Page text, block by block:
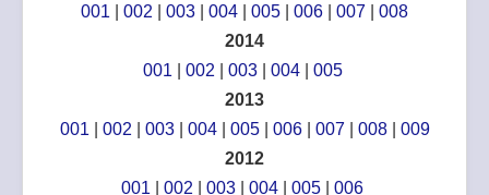
001
002 003 004 005 006 007
008
2014
001
002 003| 004| 005
2013
001
002 003| 004| 005| 006| 007 008| 009
2012
001
002 003 004 005
006